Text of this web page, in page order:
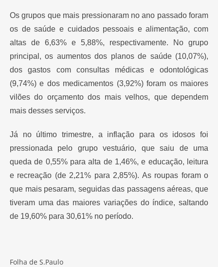
Os grupos que mais pressionaram no ano passado foram
os de saúde e cuidados pessoais e alimentação, com
altas de 6,63% e 5,88%, respectivamente. No grupo
principal, os aumentos dos planos de saúde (10,07%),
dos gastos com consultas médicas e odontológicas
(9,74%) e dos medicamentos (3,92%) foram os maiores
vilões do orçamento dos mais velhos, que dependem
mais desses serviços.
Já no último trimestre, a inflação para os idosos foi
pressionada pelo grupo vestuário, que saiu de uma
queda de 0,55% para alta de 1,46%, e educação, leitura
e recreação (de 2,21% para 2,85%). As roupas foram o
que mais pesaram, seguidas das passagens aéreas, que
tiveram uma das maiores variações do índice, saltando
de 19,60% para 30,61% no período.
Folha de S.Paulo